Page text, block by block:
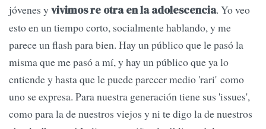
jóvenes y vivimos re otra en la adolescencia. Yo veo
esto en un tiempo corto, socialmente hablando, y me
parece un flash para bien. Hay un público que le pasó la
misma que me pasó a mí, y hay un público que ya lo
entiende y hasta que le puede parecer medio 'rari' como
uno se expresa. Para nuestra generación tiene sus 'issues',
como para la de nuestros viejos y ni te digo la de nuestros